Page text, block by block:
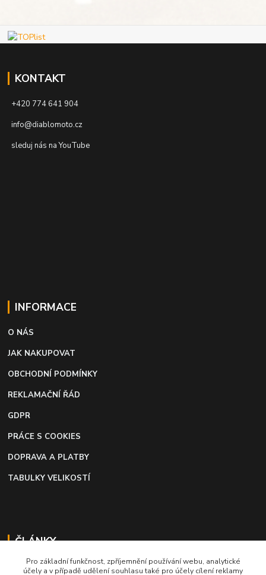
KONTAKT
+420 774 641 904
info@diablomoto.cz
sleduj nás na YouTube
INFORMACE
O NÁS
JAK NAKUPOVAT
OBCHODNÍ PODMÍNKY
REKLAMAČNÍ ŘÁD
GDPR
PRÁCE S COOKIES
DOPRAVA A PLATBY
TABULKY VELIKOSTÍ
ČLÁNKY
Profi lepidlo na boty a kůži
Pro základní funkčnost, zpříjemnění používání webu, analytické
účely a v případě udělení souhlasu také pro účely cílení reklamy